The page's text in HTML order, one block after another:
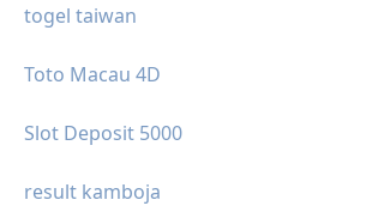
togel taiwan
Toto Macau 4D
Slot Deposit 5000
result kamboja